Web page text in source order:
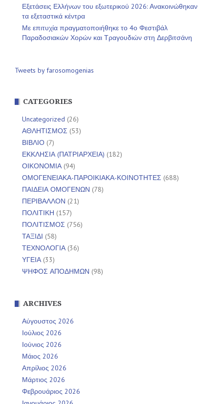
Εξετάσεις Ελλήνων του εξωτερικού 2026: Ανακοινώθηκαν
τα εξεταστικά κέντρα
Με επιτυχία πραγματοποιήθηκε το 4ο Φεστιβάλ
Παραδοσιακών Χορών και Τραγουδιών στη Δερβιτσάνη
Tweets by farosomogenias
CATEGORIES
Uncategorized (26)
ΑΘΛΗΤΙΣΜΟΣ (53)
ΒΙΒΛΙΟ (7)
ΕΚΚΛΗΣΙΑ (ΠΑΤΡΙΑΡΧΕΙΑ) (182)
ΟΙΚΟΝΟΜΙΑ(94)
ΟΜΟΓΕΝΕΙΑΚΑ-ΠΑΡΟΙΚΙΑΚΑ-ΚΟΙΝΟΤΗΤΕΣ (688)
ΠΑΙΔΕΙΑ ΟΜΟΓΕΝΩΝ (78)
ΠΕΡΙΒΑΛΛΟΝ (21)
ΠΟΛΙΤΙΚΗ (157)
ΠΟΛΙΤΙΣΜΟΣ (756)
ΤΑΞΙΔΙ (58)
ΤΕΧΝΟΛΟΓΙΑ(36)
ΥΓΕΙΑ(33)
ΨΗΦΟΣ ΑΠΟΔΗΜΩΝ (98)
ARCHIVES
Αύγουστος 2026
Ιούλιος 2026
Ιούνιος 2026
Μάιος 2026
Απρίλιος 2026
Μάρτιος 2026
Φεβρουάριος 2026